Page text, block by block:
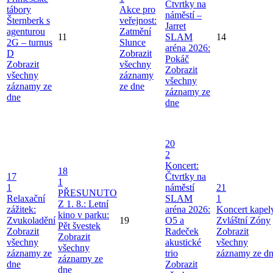
tábory
Šternberk s
agenturou
2G – turnus
D
Zobrazit
všechny
záznamy ze
dne
11
Akce pro
veřejnost:
Zatmění
Slunce
Zobrazit
všechny
záznamy
ze dne
Čtvrtky na
náměstí –
Jarret
SLAM
aréna 2026:
Pokáč
Zobrazit
všechny
záznamy ze
dne
14
17
1
Relaxační
zážitek:
Zvukoladění
Zobrazit
všechny
záznamy ze
dne
18
1
PŘESUNUTO
Z 1. 8.: Letní
kino v parku:
Pět švestek
Zobrazit
všechny
záznamy ze
dne
19
20
2
Koncert:
Čtvrtky na
náměstí
SLAM
aréna 2026:
O5 a
Radeček
akustické
trio
Zobrazit
21
1
Koncert
Zvláštní Zóny
Zobrazit
všechny
záznamy ze